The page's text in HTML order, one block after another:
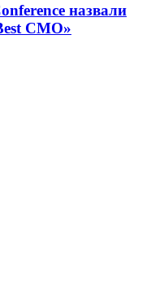
назвали
CMO»